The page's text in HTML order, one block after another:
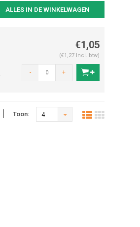
ALLES IN DE WINKELWAGEN
€1,05
(€1,27 Incl. btw)
- +
Toon: 4